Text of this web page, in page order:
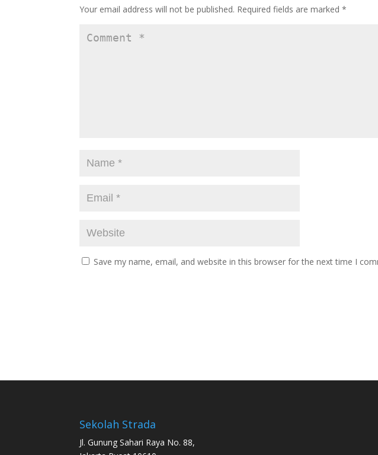
Your email address will not be published. Required fields are marked*
Save my name, email, and website in this browser for the next time I
Sekolah Strada
Jl. Gunung Sahari Raya No. 88,